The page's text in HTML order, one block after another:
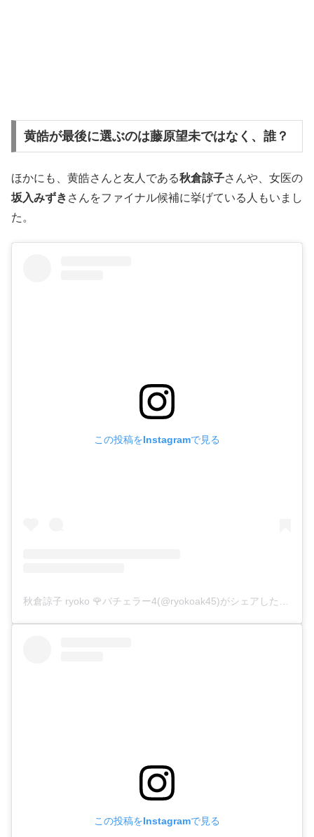
黄皓が最後に選ぶのは藤原望未ではなく、誰？
ほかにも、黄皓さんと友人である秋倉諒子さんや、女医の
坂入みずき さんをファイナル候補に挙げている人もいまし
た。
この投稿をInstagramで見る
この投稿をInstagramで見る